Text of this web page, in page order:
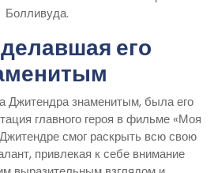
Болливуда.
его
Джитендра знаменитым, была его
главного героя в фильме «Моя
смог раскрыть всю свою
привлекая к себе внимание